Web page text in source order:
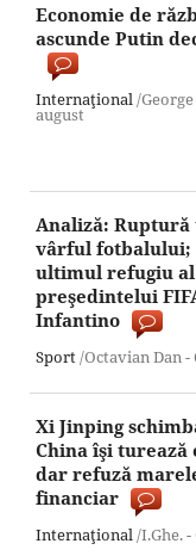
Economie de
ascunde Putin
Internaţional/
august
Analiză: Ruptură
vârful fotbalului;
ultimul refugiu al
preşedintelui
Infantino
Sport/Octavian Dan -
Xi Jinping
China îşi turează
dar refuză
financiar
Internaţional/I.Ghe. -